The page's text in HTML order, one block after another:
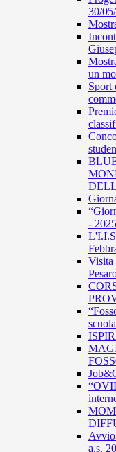
30/
un
Sport
- 2025
Visita
Avvio
a.s.